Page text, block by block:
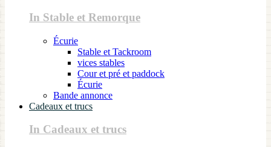
In Stable et Remorque
Écurie
Stable et Tackroom
vices stables
Cour et pré et paddock
Écurie
Bande annonce
Cadeaux et trucs
In Cadeaux et trucs